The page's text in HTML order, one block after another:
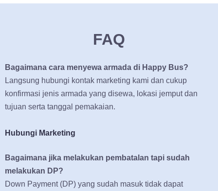
FAQ
Bagaimana cara menyewa armada di Happy Bus?
Langsung hubungi kontak marketing kami dan cukup
konfirmasi jenis armada yang disewa, lokasi jemput dan
tujuan serta tanggal pemakaian.
Hubungi Marketing
Bagaimana jika melakukan pembatalan tapi sudah
melakukan DP?
Down Payment (DP) yang sudah masuk tidak dapat